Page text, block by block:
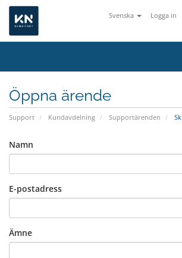
Svenska Logga in
Öppna ärende
Support Kundavdelning Supportärenden
Namn
E-postadress
Ämne